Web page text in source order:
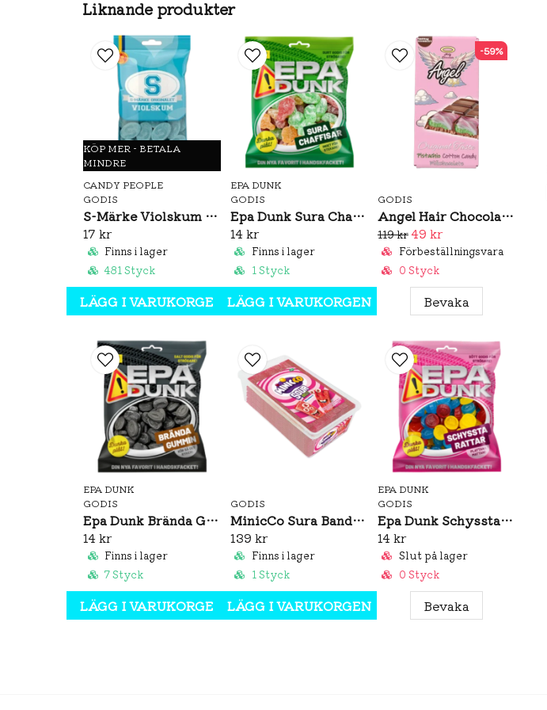
Liknande produkter
KÖP MER - BETALA
MINDRE
CANDY PEOPLE
GODIS
S-Märke Violskum 70g
17 kr
Finns i lager
481 Styck
LÄGG I VARUKORGEN
EPA DUNK
GODIS
Epa Dunk Sura Chaffisar 80g
14 kr
Finns i lager
1 Styck
LÄGG I VARUKORGEN
GODIS
Angel Hair Chocolate Original Taste 100g
119 kr 49 kr
Förbeställningsvara
0 Styck
Bevaka
-59%
EPA DUNK
GODIS
Epa Dunk Brända Gummin 80g
14 kr
Finns i lager
7 Styck
LÄGG I VARUKORGEN
GODIS
MinicCo Sura Band Jordgubb 1,5kg
139 kr
Finns i lager
1 Styck
LÄGG I VARUKORGEN
EPA DUNK
GODIS
Epa Dunk Schyssta Rattar 80g
14 kr
Slut på lager
0 Styck
Bevaka